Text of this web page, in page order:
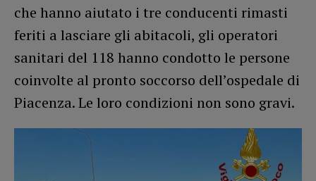
che hanno aiutato i tre conducenti rimasti
feriti a lasciare gli abitacoli, gli operatori
sanitari del 118 hanno condotto le persone
coinvolte al pronto soccorso dell’ospedale di
Piacenza. Le loro condizioni non sono gravi.